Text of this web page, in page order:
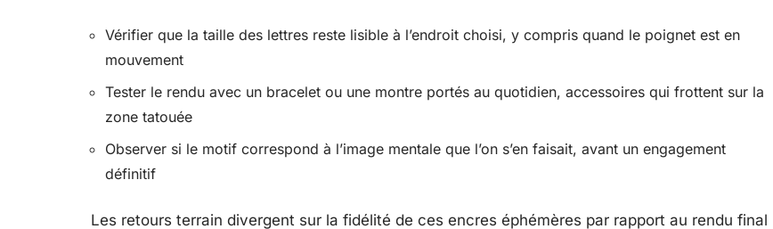
Vérifier que la taille des lettres reste lisible à l’endroit choisi, y compris quand le poignet est en
mouvement
Tester le rendu avec un bracelet ou une montre portés au quotidien, accessoires qui frottent sur la
zone tatouée
Observer si le motif correspond à l’image mentale que l’on s’en faisait, avant un engagement
définitif
Les retours terrain divergent sur la fidélité de ces encres éphémères par rapport au rendu final